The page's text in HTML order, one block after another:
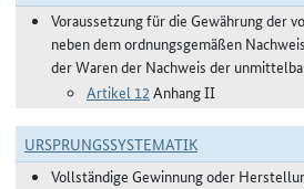
Voraussetzung für die Gewährung der
neben dem ordnungsgemäßen
der Waren der Nachweis der
Artikel 12 Anhang II
URSPRUNGSSYSTEMATIK
Vollständige Gewinnung oder